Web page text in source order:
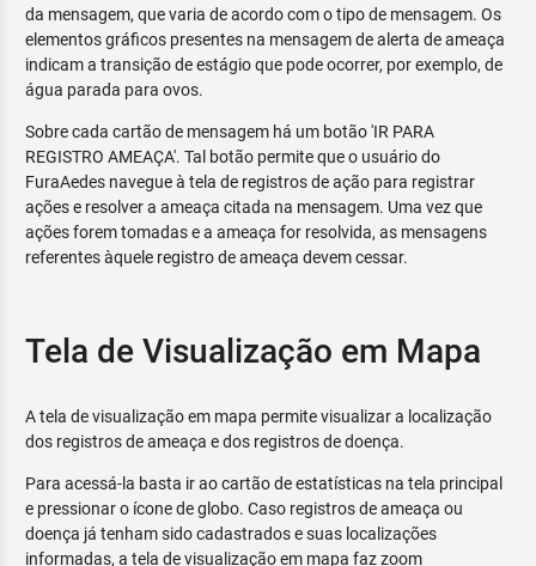
da mensagem, que varia de acordo com o tipo de mensagem. Os
elementos gráficos presentes na mensagem de alerta de ameaça
indicam a transição de estágio que pode ocorrer, por exemplo, de
água parada para ovos.
Sobre cada cartão de mensagem há um botão 'IR PARA
REGISTRO AMEAÇA'. Tal botão permite que o usuário do
FuraAedes navegue à tela de registros de ação para registrar
ações e resolver a ameaça citada na mensagem. Uma vez que
ações forem tomadas e a ameaça for resolvida, as mensagens
referentes àquele registro de ameaça devem cessar.
Tela de Visualização em Mapa
A tela de visualização em mapa permite visualizar a localização
dos registros de ameaça e dos registros de doença.
Para acessá-la basta ir ao cartão de estatísticas na tela principal
e pressionar o ícone de globo. Caso registros de ameaça ou
doença já tenham sido cadastrados e suas localizações
informadas, a tela de visualização em mapa faz zoom